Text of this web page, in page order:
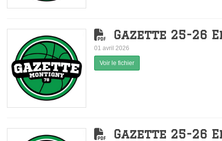
Gazette 25-26
01 avril 2026
Voir le fichier
Gazette 25-26